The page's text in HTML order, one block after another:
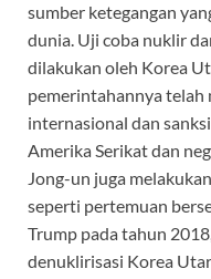
sumber ketegangan
dunia. Uji coba nuklir
dilakukan oleh Korea
pemerintahannya telah
internasional dan
Amerika Serikat dan
Jong-un juga
seperti pertemuan
Trump pada tahun
denuklirisasi Korea